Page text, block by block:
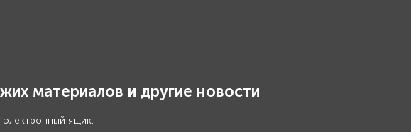
материалов и другие новости
электронный ящик.